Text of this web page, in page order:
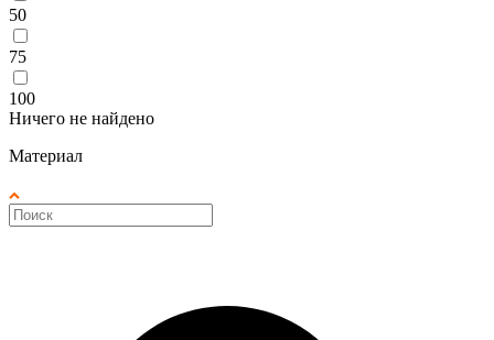
50
75
100
Ничего не найдено
Материал